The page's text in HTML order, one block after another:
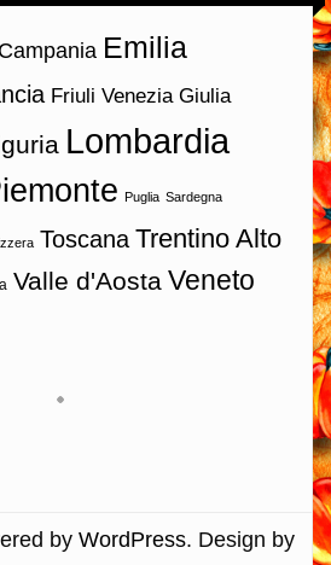
Campania Emilia
Friuli Venezia Giulia
Lombardia
Puglia Sardegna
Toscana Trentino Alto
Valle d'Aosta Veneto
by WordPress. Design by